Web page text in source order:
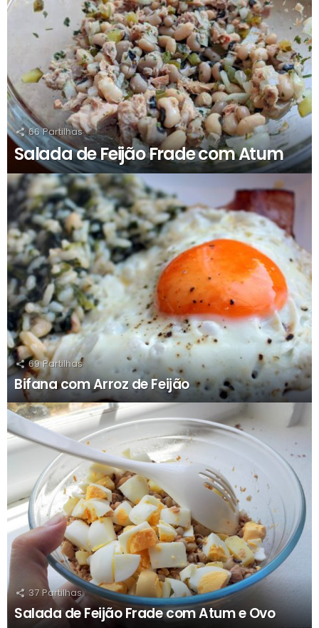
66 Partilhas
Salada de Feijão Frade com Atum
69 Partilhas
Bifana com Arroz de Feijão
37 Partilhas
Salada de Feijão Frade com Atum e Ovo